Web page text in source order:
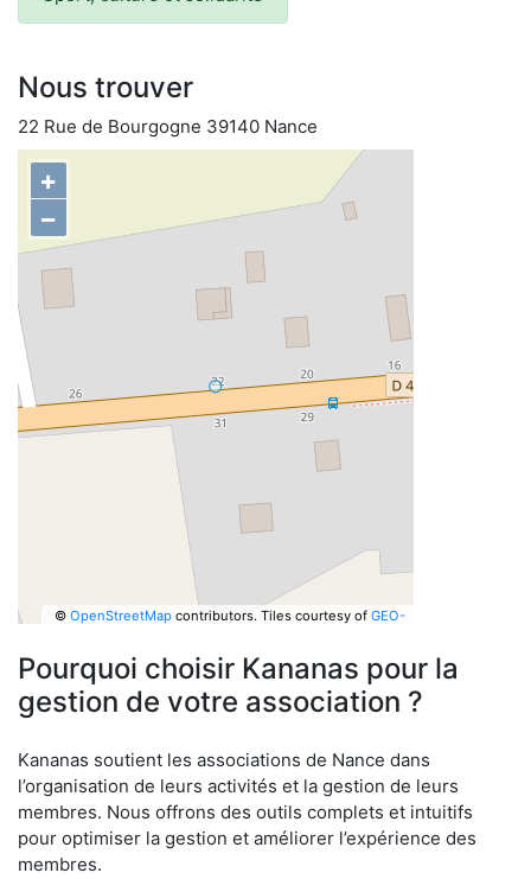
Nous trouver
22 Rue de Bourgogne 39140 Nance
+
−
© OpenStreetMapcontributors. Tiles courtesy of GEO-
Pourquoi choisir Kananas pour la
gestion de votre association ?
Kananas soutient les associations de Nance dans
l’organisation de leurs activités et la gestion de leurs
membres. Nous offrons des outils complets et intuitifs
pour optimiser la gestion et améliorer l’expérience des
membres.